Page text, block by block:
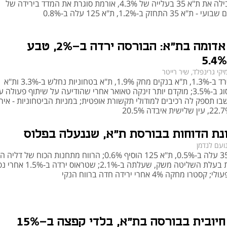
דוגמה בולטת היא "תכלית ת"א 35" – קרן סל העוקבת
נמוכים וסחירות יומית.
גמישות השקעה נוספת.
או למסחר קצר טווח.
כל אפיק השקעה דורש בחינה מדוקדקת של פרופיל הסיכון, אופק ההשקעה והמטרות
ממונפים או מורכבים יותר.
ת"א 35
טאואר הובילה את ת"א 35 בעלייה של 4.3%, אורמת סוגרת את המדד בירידה של
נעילה אדומה בת"א: הבורסה ירדה ב-2%, טבע
גרינפלד, שיר רייטר
ת"א 125 ירד ב-1.3%, ת"א בנקים מחק 1.9%, ת"א בטחוניות נחלש ב-3.3% ות"א
קלינטק נסוג ב-3.5%; מוקדם יותר זינקה טאואר אחרי שהודיעה על שיתוף
תספק לה רכיבים למודולי תקשורת אופטית; במניות הביטחוניות -
הדוחות בבורסת ת"א, שננעלה בפלוס
נועם לנדמן
מדד ת"א 35 עלה ב-0.5%, ת"א 125 הוסיף 0.6%; הרווח מתחנות הכוח של
את תוצאות בעלת השליטה משק, שעלתה ב-2.1%;
מחקה 4% אחרי ירידה חדה ברווח הנקי
בבורסה בת"א, בלדי קפצה ב-15%